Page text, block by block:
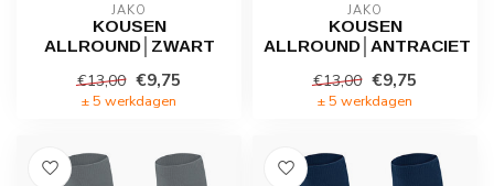
JAKO
KOUSEN
ALLROUND│ZWART
€13,00 €9,75
± 5 werkdagen
JAKO
KOUSEN
ALLROUND│ANTRACIET
€13,00 €9,75
± 5 werkdagen